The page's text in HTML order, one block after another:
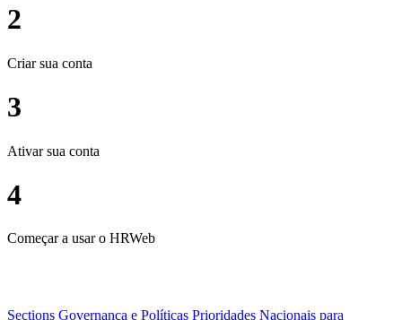
2
Criar sua conta
3
Ativar sua conta
4
Começar a usar o HRWeb
Sections Governança e Políticas Prioridades Nacionais para